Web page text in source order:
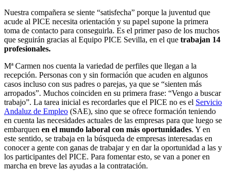
Nuestra compañera se siente “satisfecha” porque la juventud que
acude al PICE necesita orientación y su papel supone la primera
toma de contacto para conseguirla. Es el primer paso de los muchos
que seguirán gracias al Equipo PICE Sevilla, en el que trabajan 14
profesionales.
Mª Carmen nos cuenta la variedad de perfiles que llegan a la
recepción. Personas con y sin formación que acuden en algunos
casos incluso con sus padres o parejas, ya que se “sienten más
arropados”. Muchos coinciden en su primera frase: “Vengo a buscar
trabajo”. La tarea inicial es recordarles que el PICE no es el Servicio
Andaluz de Empleo (SAE), sino que se ofrece formación teniendo
en cuenta las necesidades actuales de las empresas para que luego se
embarquen en el mundo laboral con más oportunidades. Y en
este sentido, se trabaja en la búsqueda de empresas interesadas en
conocer a gente con ganas de trabajar y en dar la oportunidad a las y
los participantes del PICE. Para fomentar esto, se van a poner en
marcha en breve las ayudas a la contratación.